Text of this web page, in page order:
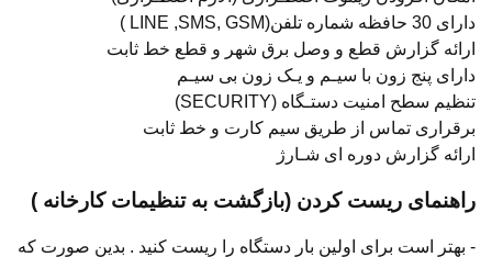
دارای 30 حافظه شماره تلفن(LINE ,SMS, GSM )
ارائه گزارش قطع و وصل برق شهر و قطع خط ثابت
دارای پنج زون با سیـم و یـک زون بی سیـم
تنظیم سطح امنیت دستـگاه (SECURITY)
برقراری تماس از طریق سیم کارت و خط ثابت
ارائه گزارش دوره ای شـارژ
راهنمای ریست کردن (بازگشت به تنظیمات کارخانه )
- بهتر است برای اولین بار دستگاه را ریست کنید . بدین صورت که